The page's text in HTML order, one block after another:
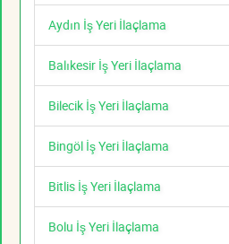
Aydın İş Yeri İlaçlama
Balıkesir İş Yeri İlaçlama
Bilecik İş Yeri İlaçlama
Bingöl İş Yeri İlaçlama
Bitlis İş Yeri İlaçlama
Bolu İş Yeri İlaçlama